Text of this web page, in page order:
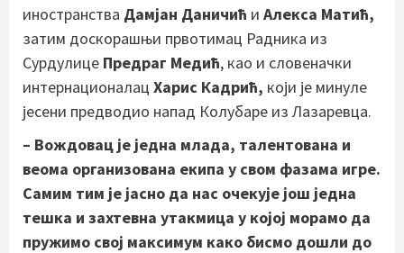
иностранства Дамјан Даничић и Алекса Матић,
затим доскорашњи првотимац Радника из
Сурдулице Предраг Медић, као и словеначки
интернационалац Харис Кадрић, који је минуле
јесени предводио напад Колубаре из Лазаревца.
– Вождовац је једна млада, талентована и
веома организована екипа у свом фазама игре.
Самим тим је јасно да нас очекује још једна
тешка и захтевна утакмица у којој морамо да
пружимо свој максимум како бисмо дошли до